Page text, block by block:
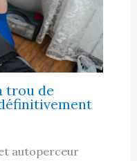
trou de
autoperceur